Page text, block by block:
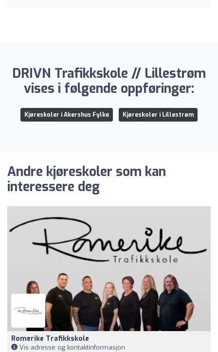
DRIVN Trafikkskole // Lillestrøm
vises i følgende oppføringer:
Kjøreskoler i Akershus Fylke Kjøreskoler i Lillestrøm
Andre kjøreskoler som kan
interessere deg
Romerike Trafikkskole
Vis adresse og kontaktinformasjon